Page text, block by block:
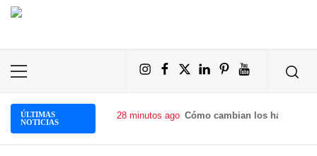
NORTE EN LÍNEA
Primary
InstagramFacebook
X LinkedInPinterestYouTube
ÚLTIMAS
NOTICIAS
28 minutos ago Cómo cambian los hábitos